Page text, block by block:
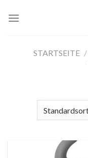
Inhalt
STARTSEITE /